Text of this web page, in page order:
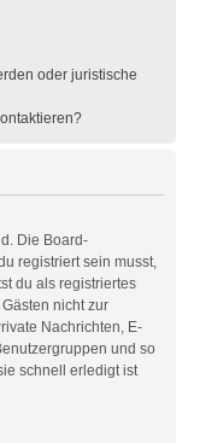
oder juristische
Die Board-
registriert sein musst,
du als registriertes
nicht zur
Nachrichten, E-
und so
schnell erledigt ist